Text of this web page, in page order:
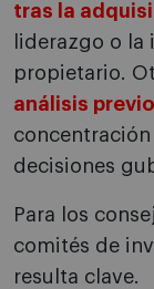
tras la
liderazgo o
propietario.
análisis
decisiones
Para los
comités de
resulta clave.